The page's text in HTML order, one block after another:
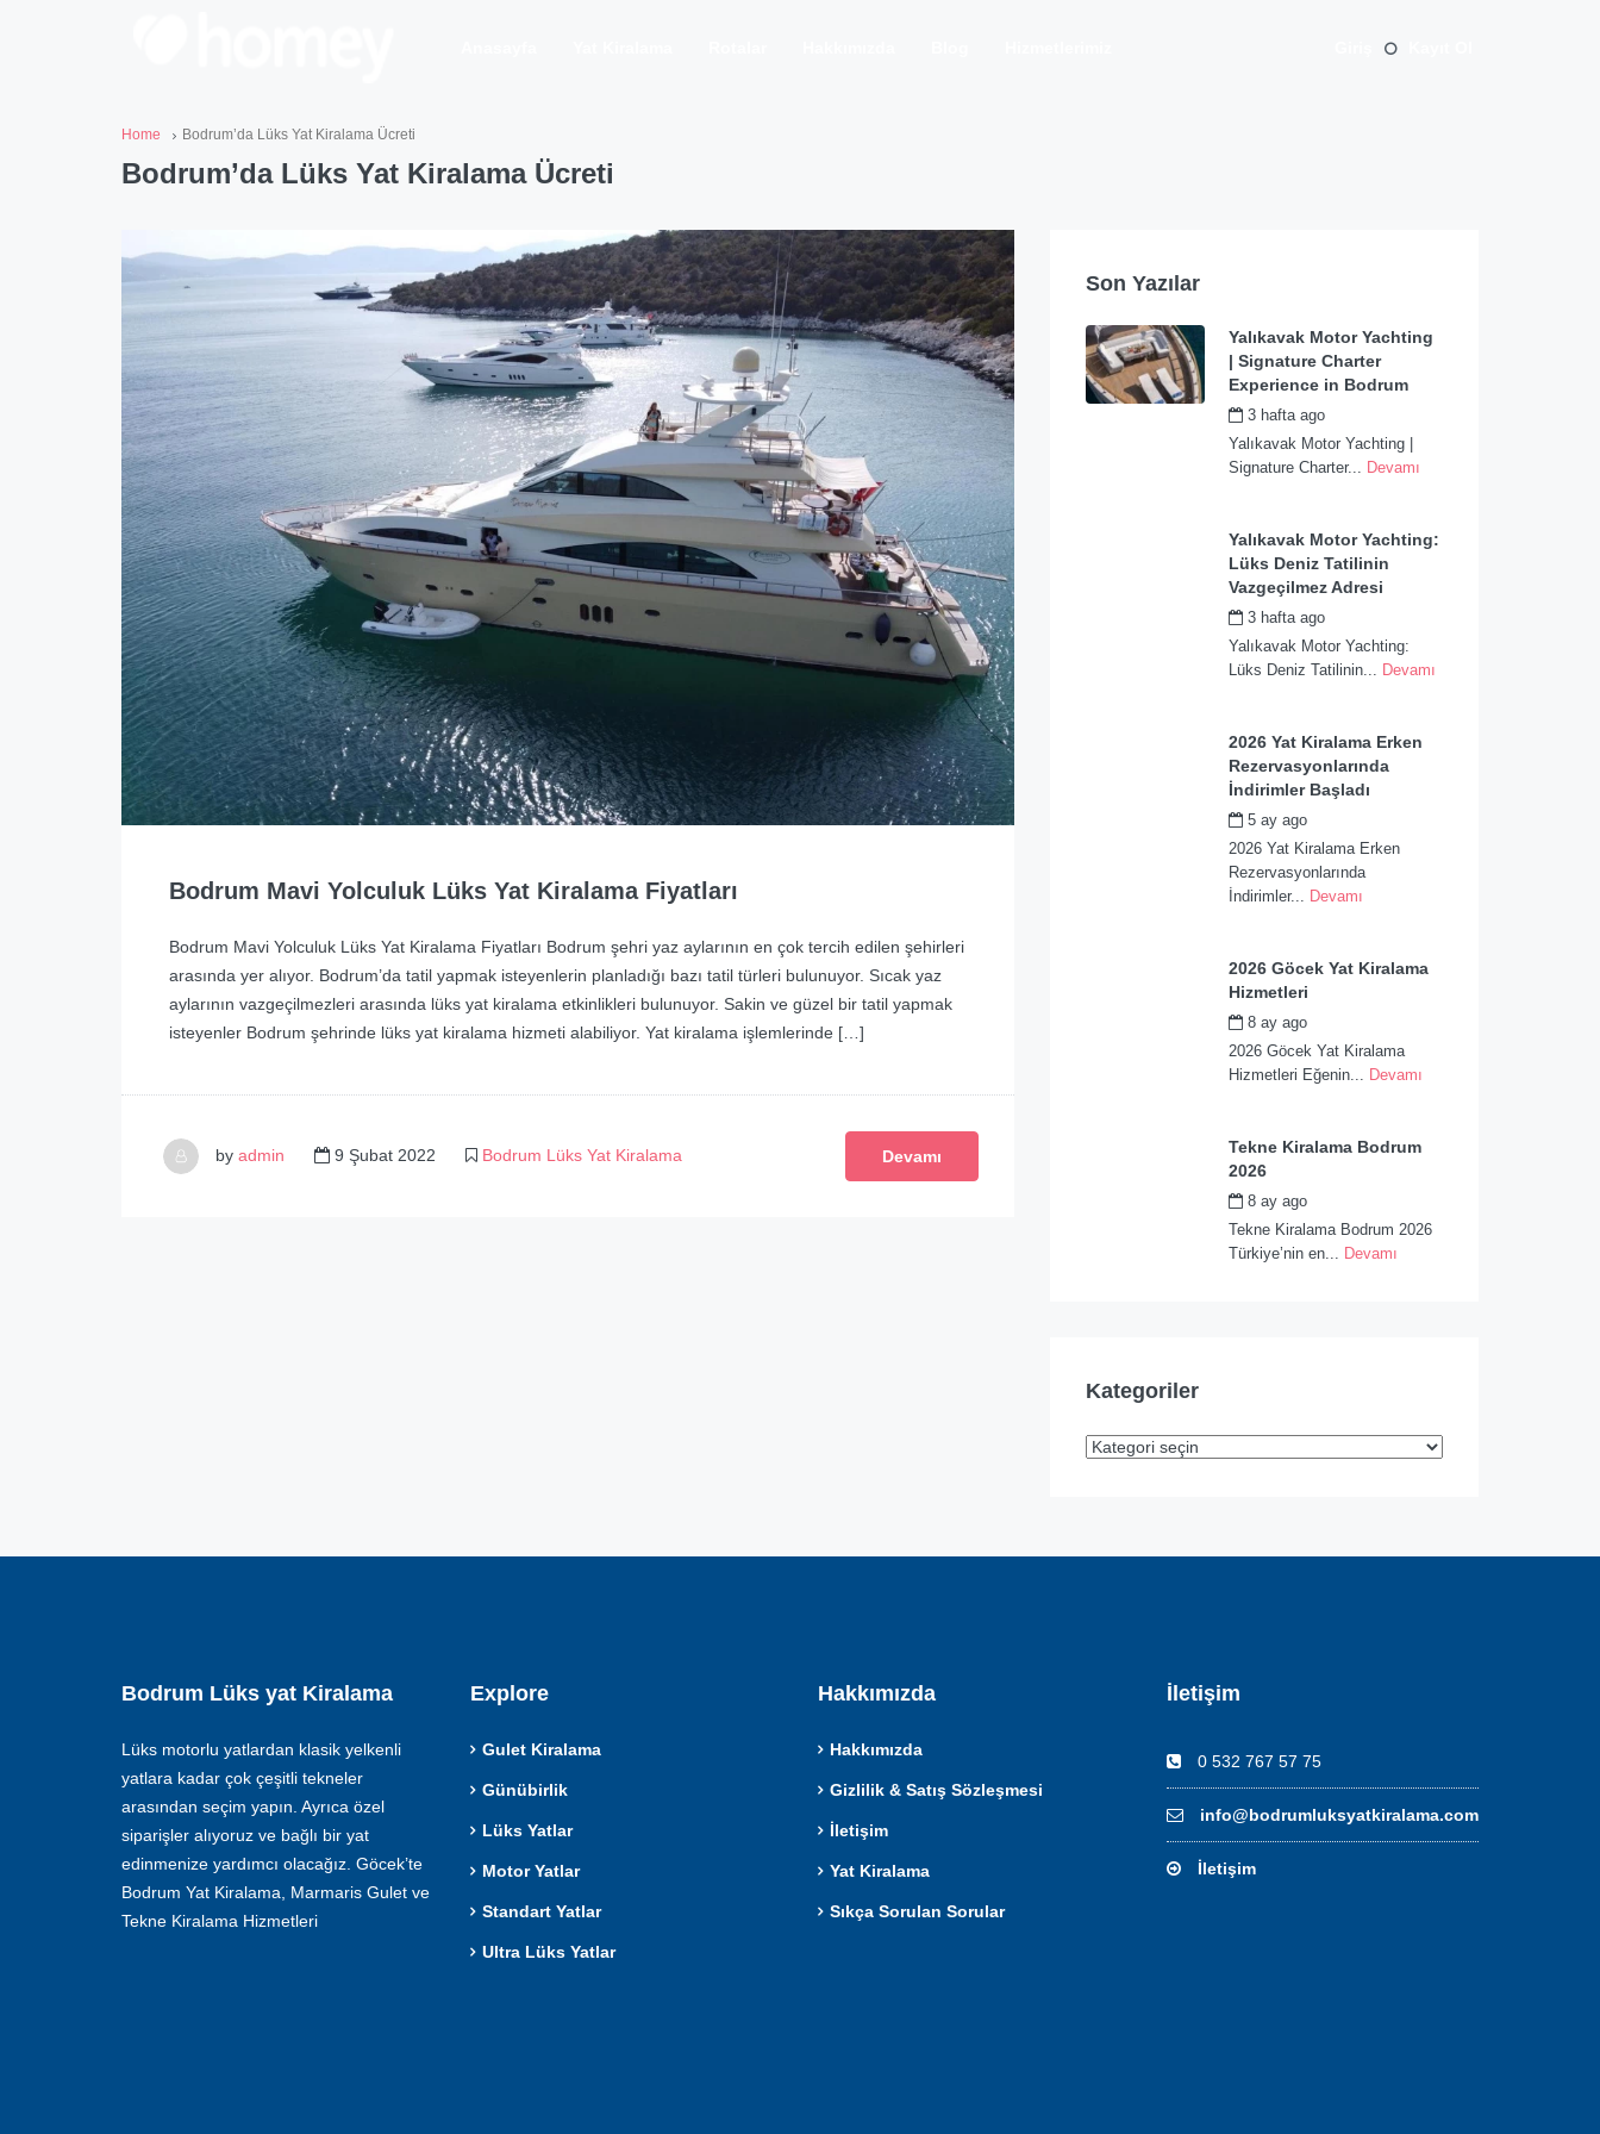
Home Bodrum’da Lüks Yat Kiralama Ücreti
Bodrum’da Lüks Yat Kiralama Ücreti
Bodrum Mavi Yolculuk Lüks Yat Kiralama Fiyatları
Bodrum Mavi Yolculuk Lüks Yat Kiralama Fiyatları Bodrum şehri yaz aylarının en çok tercih edilen şehirleri
arasında yer alıyor. Bodrum’da tatil yapmak isteyenlerin planladığı bazı tatil türleri bulunuyor. Sıcak yaz
aylarının vazgeçilmezleri arasında lüks yat kiralama etkinlikleri bulunuyor. Sakin ve güzel bir tatil yapmak
isteyenler Bodrum şehrinde lüks yat kiralama hizmeti alabiliyor. Yat kiralama işlemlerinde […]
by admin 9 Şubat 2022 Bodrum Lüks Yat Kiralama Devamı
Son Yazılar
Yalıkavak Motor Yachting
| Signature Charter
Experience in Bodrum
3 hafta ago
Yalıkavak Motor Yachting |
Signature Charter...
Devamı
Yalıkavak Motor Yachting:
Lüks Deniz Tatilinin
Vazgeçilmez Adresi
3 hafta ago
Yalıkavak Motor Yachting:
Lüks Deniz Tatilinin...
Devamı
2026 Yat Kiralama Erken
Rezervasyonlarında
İndirimler Başladı
5 ay ago
2026 Yat Kiralama Erken
Rezervasyonlarında
İndirimler...
Devamı
2026 Göcek Yat Kiralama
Hizmetleri
8 ay ago
2026 Göcek Yat Kiralama
Hizmetleri Eğenin...
Devamı
Tekne Kiralama Bodrum
2026
8 ay ago
Tekne Kiralama Bodrum 2026
Türkiye’nin en...
Devamı
Kategoriler
Bodrum Lüks yat Kiralama
Lüks motorlu yatlardan klasik yelkenli
yatlara kadar çok çeşitli tekneler
arasından seçim yapın. Ayrıca özel
siparişler alıyoruz ve bağlı bir yat
edinmenize yardımcı olacağız. Göcek’te
Bodrum Yat Kiralama, Marmaris Gulet ve
Tekne Kiralama Hizmetleri
Explore
Gulet Kiralama
Günübirlik
Lüks Yatlar
Motor Yatlar
Standart Yatlar
Ultra Lüks Yatlar
Hakkımızda
Hakkımızda
Gizlilik & Satış Sözleşmesi
İletişim
Yat Kiralama
Sıkça Sorulan Sorular
İletişim
0 532 767 57 75
info@bodrumluksyatkiralama.com
İletişim